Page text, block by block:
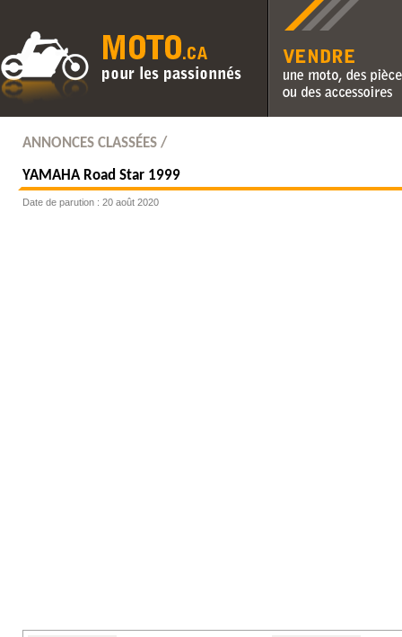
Vendre une moto, des
des accessoires
ANNONCES CLASSÉES /
YAMAHARoad Star 1999
Date de parution : 20 août 2020